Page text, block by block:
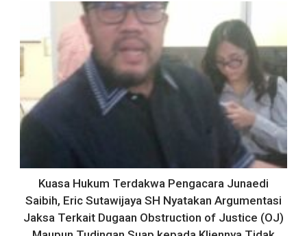
Kuasa Hukum Terdakwa Pengacara Junaedi
Saibih, Eric Sutawijaya SH Nyatakan Argumentasi
Jaksa Terkait Dugaan Obstruction of Justice (OJ)